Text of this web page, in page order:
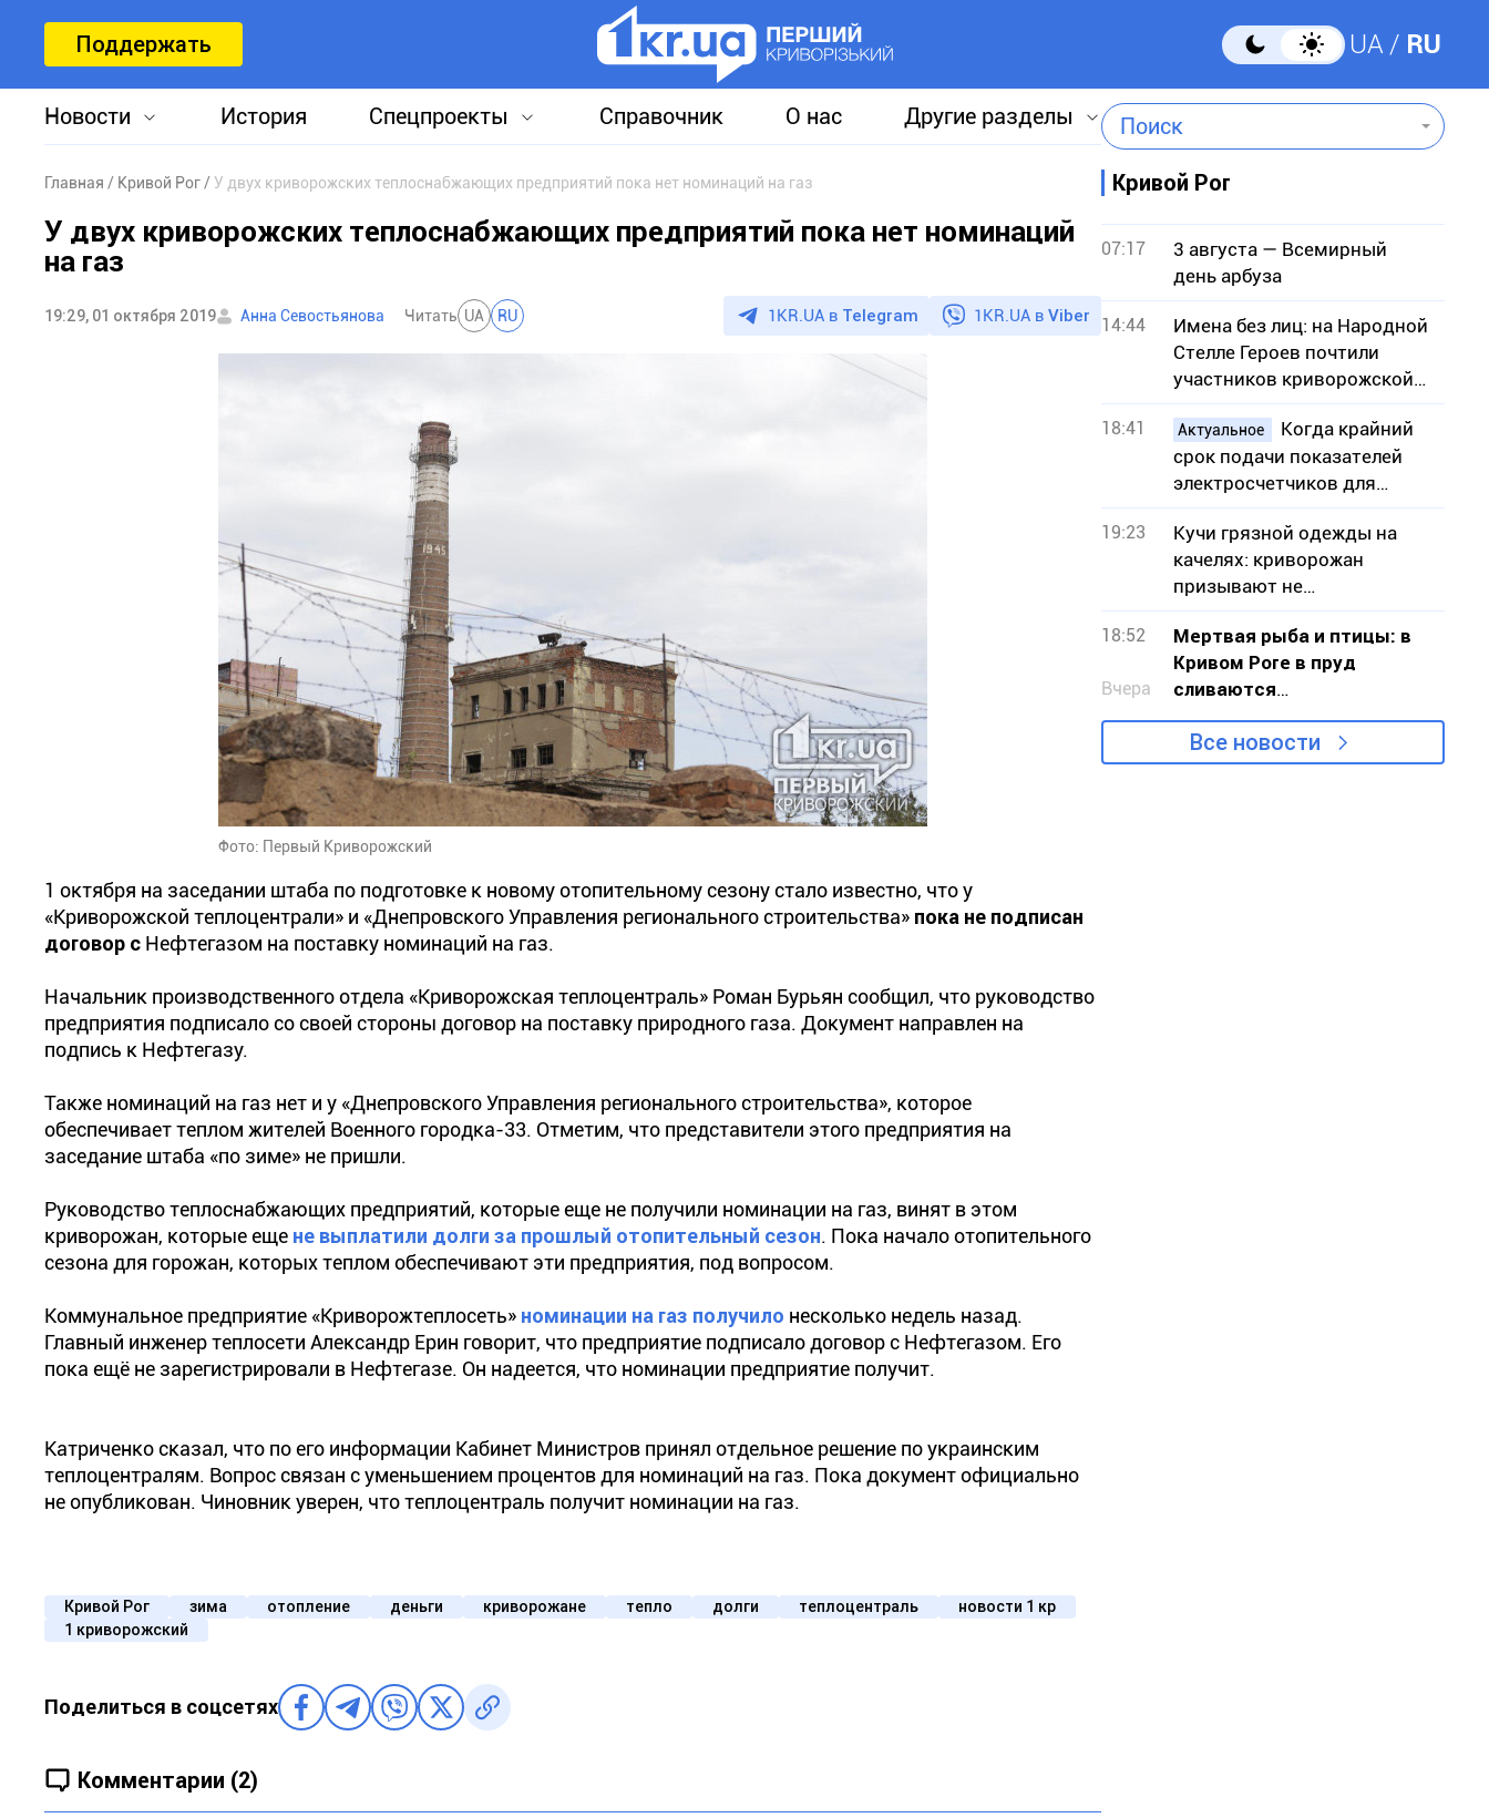
Поддержать UA RU
Новости История Спецпроекты Справочник О нас Другие разделы Поиск
Главная Кривой Рог У двух криворожских теплоснабжающих предприятий пока нет номинаций на газ
У двух криворожских теплоснабжающих предприятий пока нет номинаций
на газ
19:29, 01 октября 2019 Анна Севостьянова Читать UA RU 1KR.UA в Telegram 1KR.UA в Viber
Фото: Первый Криворожский
1 октября на заседании штаба по подготовке к новому отопительному сезону стало известно, что у
«Криворожской теплоцентрали» и «Днепровского Управления регионального строительства» пока не подписан
договор с Нефтегазом на поставку номинаций на газ.
Начальник производственного отдела «Криворожская теплоцентраль» Роман Бурьян сообщил, что руководство
предприятия подписало со своей стороны договор на поставку природного газа. Документ направлен на
подпись к Нефтегазу.
Также номинаций на газ нет и у «Днепровского Управления регионального строительства», которое
обеспечивает теплом жителей Военного городка-33. Отметим, что представители этого предприятия на
заседание штаба «по зиме» не пришли.
Руководство теплоснабжающих предприятий, которые еще не получили номинации на газ, винят в этом
криворожан, которые еще не выплатили долги за прошлый отопительный сезон. Пока начало отопительного
сезона для горожан, которых теплом обеспечивают эти предприятия, под вопросом.
Коммунальное предприятие «Криворожтеплосеть» номинации на газ получило несколько недель назад.
Главный инженер теплосети Александр Ерин говорит, что предприятие подписало договор с Нефтегазом. Его
пока ещё не зарегистрировали в Нефтегазе. Он надеется, что номинации предприятие получит.
Катриченко сказал, что по его информации Кабинет Министров принял отдельное решение по украинским
теплоцентралям. Вопрос связан с уменьшением процентов для номинаций на газ. Пока документ официально
не опубликован. Чиновник уверен, что теплоцентраль получит номинации на газ.
Кривой Рог зима отопление деньги криворожане тепло долги теплоцентраль
новости 1 кр
1 криворожский
Поделиться в соцсетях
Комментарии (2)
Кривой Рог
07:17
3 августа — Всемирный
день арбуза
14:44
Имена без лиц: на Народной
Стелле Героев почтили
участников криворожской
ячейки ОУН
18:41 Актуальное
Когда крайний
срок подачи показателей
электросчетчиков для
криворожан
19:23
Кучи грязной одежды на
качелях: криворожан
призывают не
загромождать детские
площадки
18:52
Вчера
Мертвая рыба и птицы: в
Кривом Роге в пруд
сливаются
канализационные стоки
Все новости